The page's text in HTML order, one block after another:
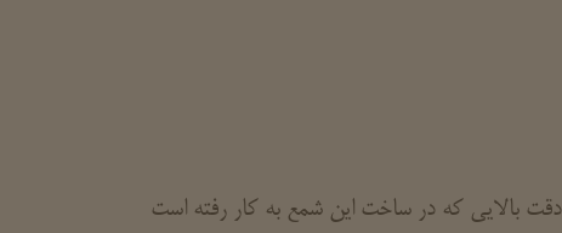
بالایی که در ساخت این شمع به کار رفته است